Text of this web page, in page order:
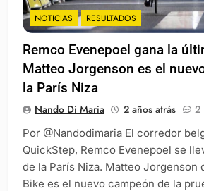
NOTICIAS RESULTADOS
Remco Evenepoel gana la
Matteo Jorgenson es el
la París Niza
Nando Di Maria 2 años atrás 2
Por @Nandodimaria El corredor
QuickStep, Remco Evenepoel se
de la París Niza. Matteo Jorgenson
Bike es el nuevo campeón de la